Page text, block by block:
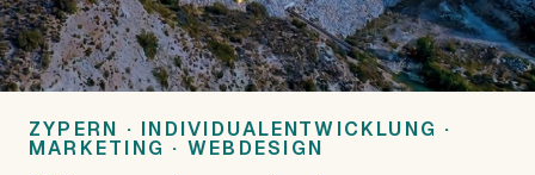
ZYPERN · INDIVIDUALENTWICKLUNG ·
MARKETING · WEBDESIGN